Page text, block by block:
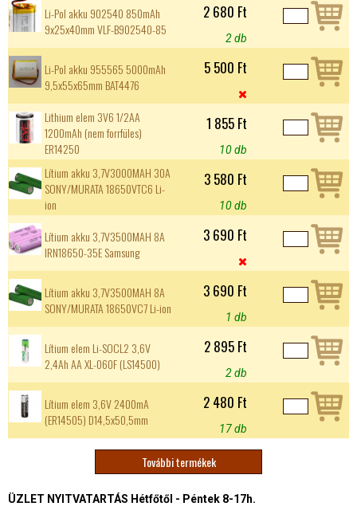
Li-Pol akku 902540 850mAh
9x25x40mm VLF-B902540-85
2 680 Ft
2 db
Li-Pol akku 955565 5000mAh
9,5x55x65mm BAT4476
5 500 Ft

Lithium elem 3V6 1/2AA
1200mAh (nem forrfüles)
ER14250
1 855 Ft
10 db
Lítium akku 3,7V3000MAH 30A
SONY/MURATA 18650VTC6 Li-
ion
3 580 Ft
10 db
Lítium akku 3,7V3500MAH 8A
IRN18650-35E Samsung
3 690 Ft

Lítium akku 3,7V3500MAH 8A
SONY/MURATA 18650VC7 Li-ion
3 690 Ft
1 db
Lítium elem Li-SOCL2 3,6V
2,4Ah AA XL-060F (LS14500)
2 895 Ft
2 db
Lítium elem 3,6V 2400mA
(ER14505) D14,5x50,5mm
2 480 Ft
17 db
l
További termékek
ÜZLET NYITVATARTÁS Hétfőtől - Péntek 8-17h.